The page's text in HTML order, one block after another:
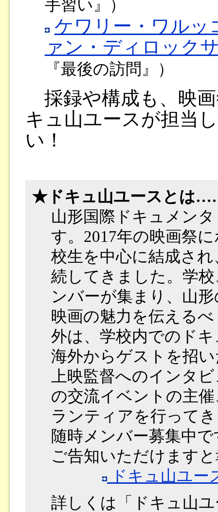
手習い』）
ケワリー・ワルッ
ァン・ディロック
『最後の訪問』）
採録や構成も、映
キュ山ユースが担当
い！
★ドキュ山ユースとは
山形国際ドキュメン
す。2017年の映画祭
校生を中心に結成さ
続してきました。学
ンバーが集まり、山
映画の魅力を伝える
外は、学校内でのド
海外からゲストを招
上映監督へのインタ
の交流イベントの主
ランティアを行って
随時メンバー募集中
ご告知いただけます
ドキュ山ユー
詳しくは「ドキュ山